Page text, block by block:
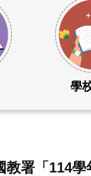
學
教署「114